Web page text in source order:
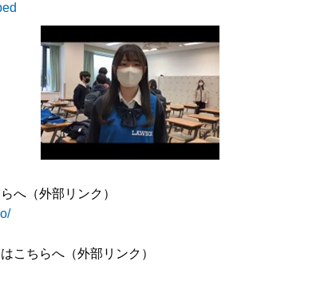
へ（外部リンク）
こちらへ（外部リンク）